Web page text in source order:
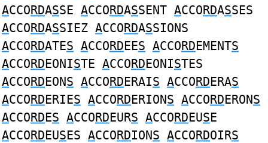
ACCORDASSE ACCORDASSENT ACCORDASSES
ACCORDASSIEZ ACCORDASSIONS
ACCORDATES ACCORDEES ACCORDEMENTS
ACCORDEONISTE ACCORDEONISTES
ACCORDEONS ACCORDERAIS ACCORDERAS
ACCORDERIES ACCORDERIONS ACCORDERONS
ACCORDES ACCORDEURS ACCORDEUSE
ACCORDEUSES ACCORDIONS ACCORDOIRS